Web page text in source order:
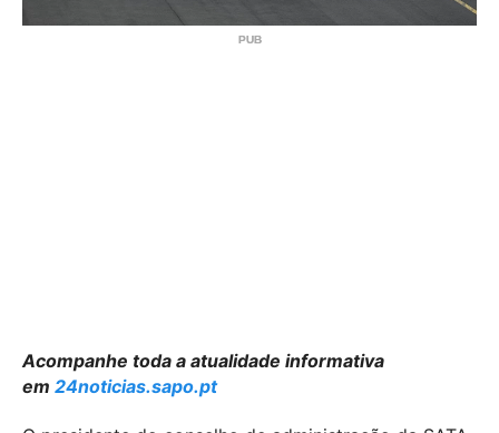
Acompanhe toda a atualidade informativa
em 24noticias.sapo.pt